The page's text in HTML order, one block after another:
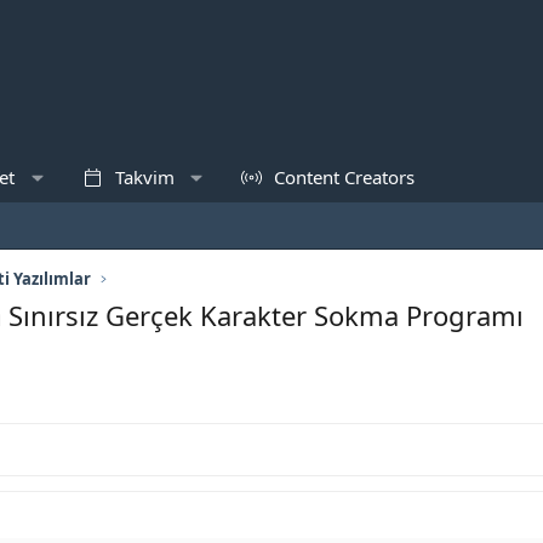
Takvim Content Creators
Yazılımlar
Gerçek Karakter Sokma Programı